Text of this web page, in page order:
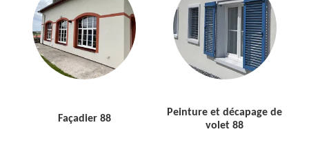
Façadier 88
Peinture et décapage de
volet 88